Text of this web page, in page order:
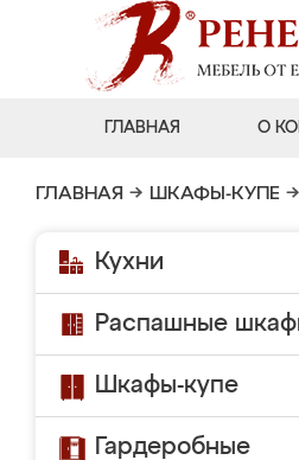
ГЛАВНАЯ О
ГЛАВНАЯ → ШКАФЫ-КУПЕ →
Кухни
Распашные
Шкафы-купе
Гардеробные